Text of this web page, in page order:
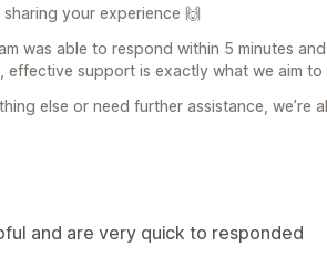
your experience 🙌
was able to respond within 5 minutes
effective support is exactly what we aim to
else or need further assistance, we’re
and are very quick to responded